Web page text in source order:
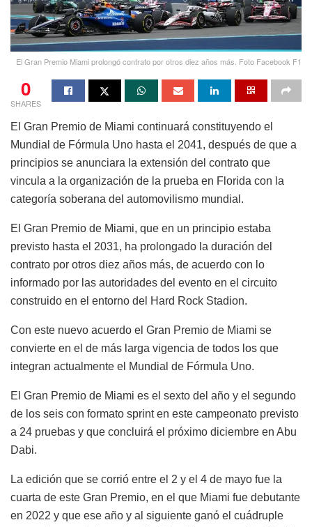
El Gran Premio Miami prolongó contrato por otros diez años más. Foto Facebook F1
0
SHARES
El Gran Premio de Miami continuará constituyendo el
Mundial de Fórmula Uno hasta el 2041, después de que a
principios se anunciara la extensión del contrato que
vincula a la organización de la prueba en Florida con la
categoría soberana del automovilismo mundial.
El Gran Premio de Miami, que en un principio estaba
previsto hasta el 2031, ha prolongado la duración del
contrato por otros diez años más, de acuerdo con lo
informado por las autoridades del evento en el circuito
construido en el entorno del Hard Rock Stadion.
Con este nuevo acuerdo el Gran Premio de Miami se
convierte en el de más larga vigencia de todos los que
integran actualmente el Mundial de Fórmula Uno.
El Gran Premio de Miami es el sexto del año y el segundo
de los seis con formato sprint en este campeonato previsto
a 24 pruebas y que concluirá el próximo diciembre en Abu
Dabi.
La edición que se corrió entre el 2 y el 4 de mayo fue la
cuarta de este Gran Premio, en el que Miami fue debutante
en 2022 y que ese año y al siguiente ganó el cuádruple